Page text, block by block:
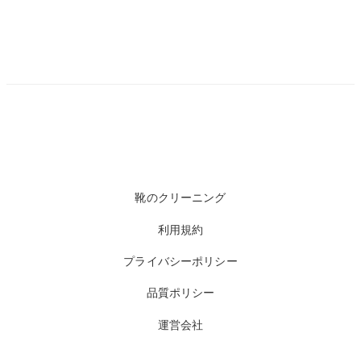
靴のクリーニング
利用規約
プライバシーポリシー
品質ポリシー
運営会社